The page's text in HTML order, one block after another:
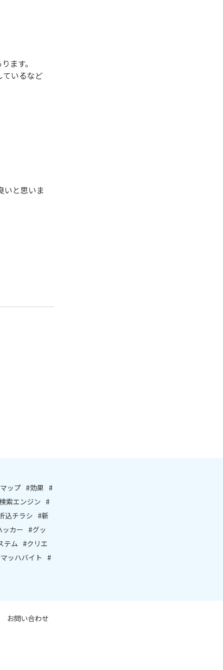
ます。
ているなど
いと思いま
ップ #効果 #
索エンジン #
込チラシ #新
ッカー #グッ
テム #クリエ
ッハバイト #
お問い合わせ